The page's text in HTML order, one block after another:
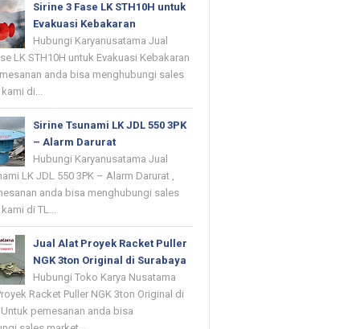
Sirine 3 Fase LK STH10H untuk
Evakuasi Kebakaran
Hubungi Karyanusatama Jual
LK STH10H untuk Evakuasi Kebakaran
anda bisa menghubungi sales
di...
Sirine Tsunami LK JDL 550 3PK
– Alarm Darurat
Hubungi Karyanusatama Jual
LK JDL 550 3PK – Alarm Darurat ,
anda bisa menghubungi sales
di TL...
Jual Alat Proyek Racket Puller
NGK 3ton Original di Surabaya
Hubungi Toko Karya Nusatama
Racket Puller NGK 3ton Original di
pemesanan anda bisa